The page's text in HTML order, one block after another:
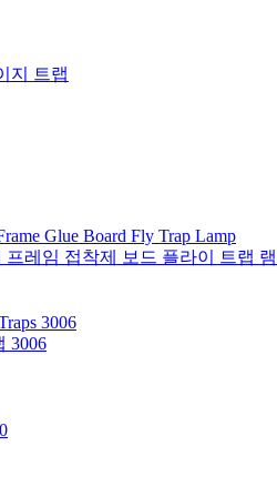
지 트랩
프레임 접착제 보드 플라이 트랩
3006